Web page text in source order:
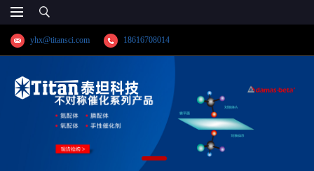
yhx@titansci.com 18616708014